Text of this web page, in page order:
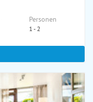
Personen
1 - 2